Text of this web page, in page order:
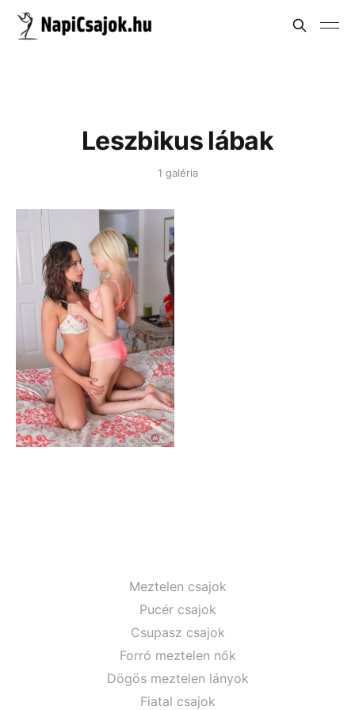
Leszbikus lábak
1 galéria
Meztelen csajok
Pucér csajok
Csupasz csajok
Forró meztelen nők
Dögös meztelen lányok
Fiatal csajok